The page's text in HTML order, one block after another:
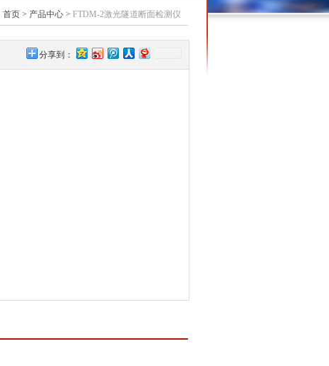
首页 > 产品中心 > FTDM-2激光隧道断面检测仪
分享到：